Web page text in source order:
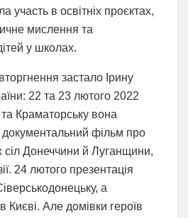
участь в освітніх проєктах,
мислення та
у школах.
застало Ірину
22 та 23 лютого 2022
Краматорську вона
документальний фільм про
сіл Донеччини й Луганщини,
24 лютого презентація
а
Києві. Але домівки героїв